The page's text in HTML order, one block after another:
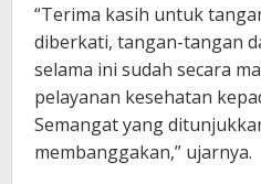
“Terima kasih untuk
diberkati, tangan-tangan
selama ini sudah secara
pelayanan kesehatan
Semangat yang
membanggakan,” ujarnya.